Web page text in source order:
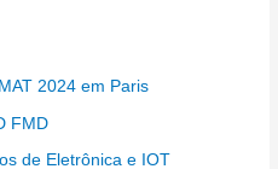
2024 em Paris
FMD
de Eletrônica e IOT